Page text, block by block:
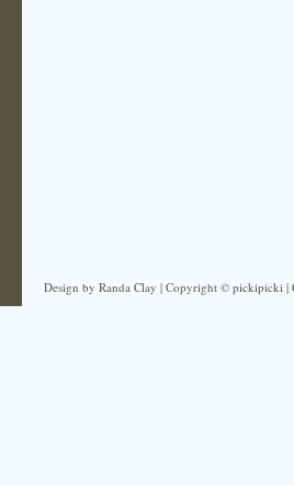
Design by Randa Clay | Copyright © pickipicki |